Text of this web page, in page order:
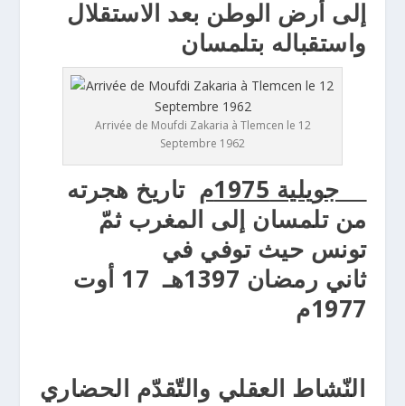
إلى أرض الوطن بعد الاستقلال
واستقباله بتلمسان
Arrivée de Moufdi Zakaria à Tlemcen le 12
Septembre 1962
جويلية 1975م
تاريخ هجرته
من تلمسان إلى المغرب ثمّ
تونس حيث توفي في
ثاني رمضان 1397هـ 17 أوت
1977م
النّشاط العقلي والتّقدّم الحضاري